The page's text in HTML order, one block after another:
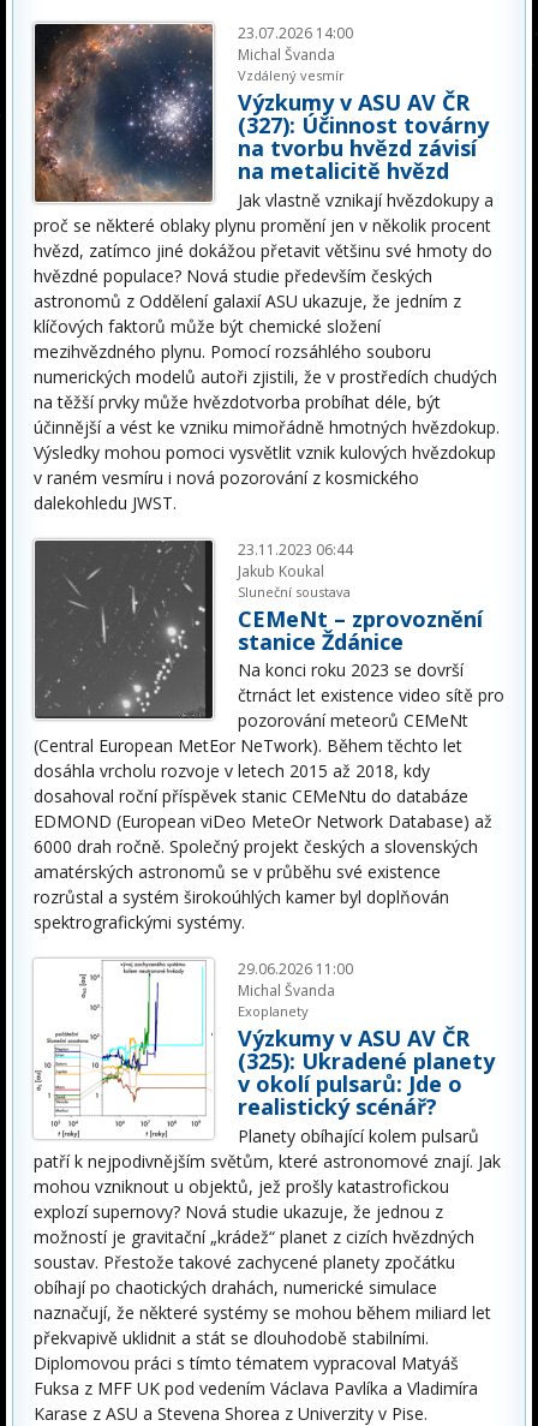
23.07.2026 14:00
Michal Švanda
Vzdálený vesmír
Výzkumy v ASU AV ČR
(327): Účinnost továrny
na tvorbu hvězd závisí
na metalicitě hvězd
Jak vlastně vznikají hvězdokupy a
proč se některé oblaky plynu promění jen v několik procent
hvězd, zatímco jiné dokážou přetavit většinu své hmoty do
hvězdné populace? Nová studie především českých
astronomů z Oddělení galaxií ASU ukazuje, že jedním z
klíčových faktorů může být chemické složení
mezihvězdného plynu. Pomocí rozsáhlého souboru
numerických modelů autoři zjistili, že v prostředích chudých
na těžší prvky může hvězdotvorba probíhat déle, být
účinnější a vést ke vzniku mimořádně hmotných hvězdokup.
Výsledky mohou pomoci vysvětlit vznik kulových hvězdokup
v raném vesmíru i nová pozorování z kosmického
dalekohledu JWST.
23.11.2023 06:44
Jakub Koukal
Sluneční soustava
CEMeNt – zprovoznění
stanice Ždánice
Na konci roku 2023 se dovrší
čtrnáct let existence video sítě pro
pozorování meteorů CEMeNt
(Central European MetEor NeTwork). Během těchto let
dosáhla vrcholu rozvoje v letech 2015 až 2018, kdy
dosahoval roční příspěvek stanic CEMeNtu do databáze
EDMOND (European viDeo MeteOr Network Database) až
6000 drah ročně. Společný projekt českých a slovenských
amatérských astronomů se v průběhu své existence
rozrůstal a systém širokoúhlých kamer byl doplňován
spektrografickými systémy.
29.06.2026 11:00
Michal Švanda
Exoplanety
Výzkumy v ASU AV ČR
(325): Ukradené planety
v okolí pulsarů: Jde o
realistický scénář?
Planety obíhající kolem pulsarů
patří k nejpodivnějším světům, které astronomové znají. Jak
mohou vzniknout u objektů, jež prošly katastrofickou
explozí supernovy? Nová studie ukazuje, že jednou z
možností je gravitační „krádež“ planet z cizích hvězdných
soustav. Přestože takové zachycené planety zpočátku
obíhají po chaotických drahách, numerické simulace
naznačují, že některé systémy se mohou během miliard let
překvapivě uklidnit a stát se dlouhodobě stabilními.
Diplomovou práci s tímto tématem vypracoval Matyáš
Fuksa z MFF UK pod vedením Václava Pavlíka a Vladimíra
Karase z ASU a Stevena Shorea z Univerzity v Pise.